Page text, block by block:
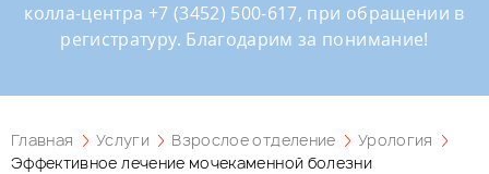
колла-центра +7 (3452) 500-617, при обращении в
регистратуру. Благодарим за понимание!
Главная Услуги Взрослое отделение
Урология
Эффективное лечение мочекаменной болезни